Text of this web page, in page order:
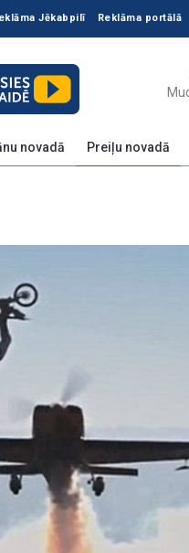
Jēkabpilī Reklāma portālā
novadā Preiļu novadā